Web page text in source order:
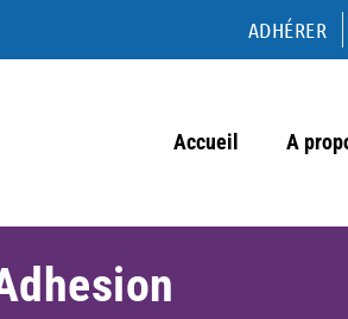
ADHÉRER
Accueil A